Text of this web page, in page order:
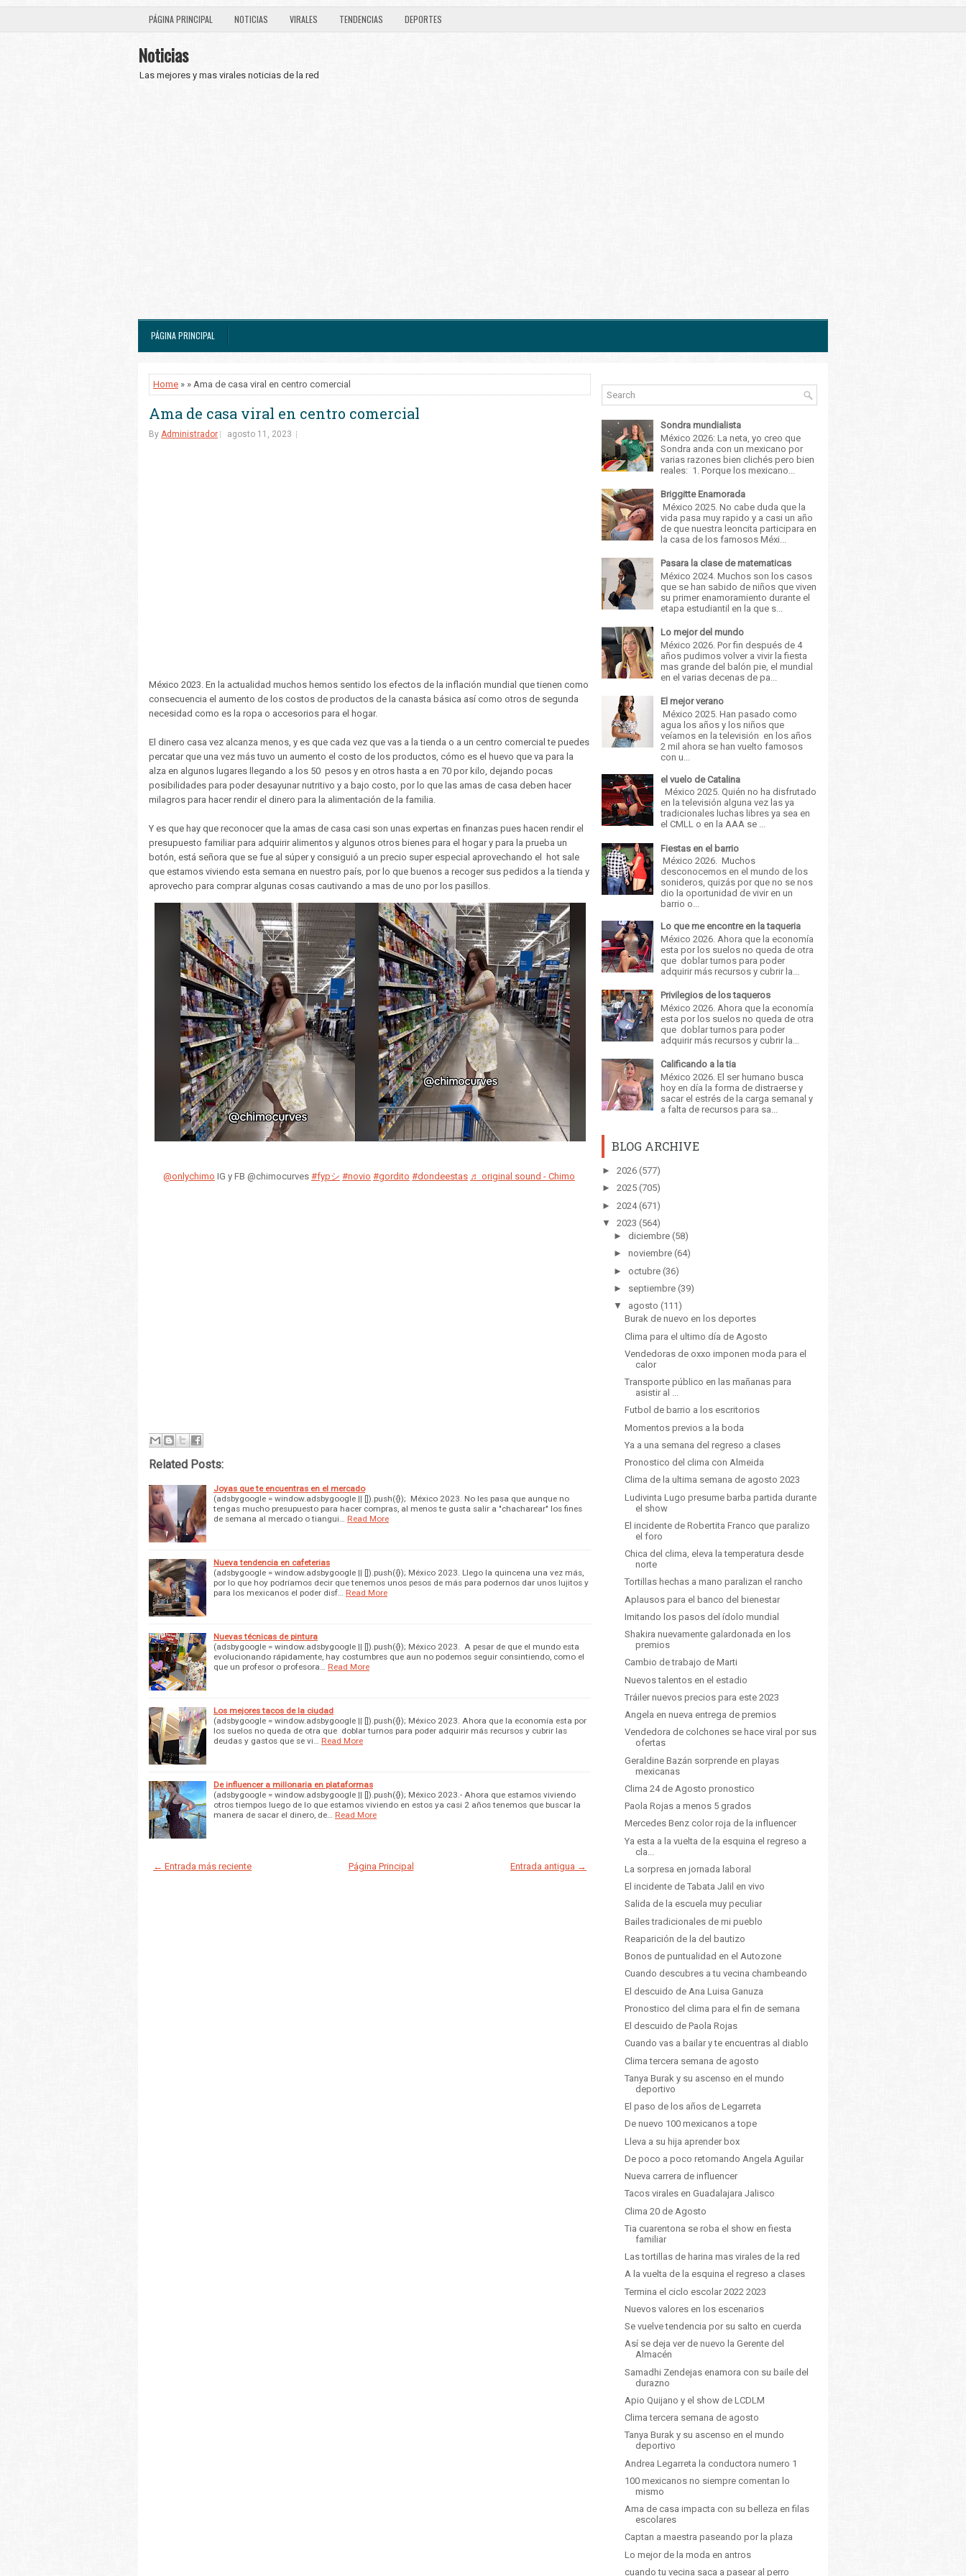
PÁGINA PRINCIPAL NOTICIAS VIRALES TENDENCIAS DEPORTES
Noticias
Las mejores y mas virales noticias de la red
PÁGINA PRINCIPAL
Home » » Ama de casa viral en centro comercial
Ama de casa viral en centro comercial
By Administrador agosto 11, 2023
México 2023. En la actualidad muchos hemos sentido los efectos de la inflación mundial que tienen como
consecuencia el aumento de los costos de productos de la canasta básica así como otros de segunda
necesidad como es la ropa o accesorios para el hogar.
El dinero casa vez alcanza menos, y es que cada vez que vas a la tienda o a un centro comercial te puedes
percatar que una vez más tuvo un aumento el costo de los productos, cómo es el huevo que va para la
alza en algunos lugares llegando a los 50 pesos y en otros hasta a en 70 por kilo, dejando pocas
posibilidades para poder desayunar nutritivo y a bajo costo, por lo que las amas de casa deben hacer
milagros para hacer rendir el dinero para la alimentación de la familia.
Y es que hay que reconocer que la amas de casa casi son unas expertas en finanzas pues hacen rendir el
presupuesto familiar para adquirir alimentos y algunos otros bienes para el hogar y para la prueba un
botón, está señora que se fue al súper y consiguió a un precio super especial aprovechando el hot sale
que estamos viviendo esta semana en nuestro país, por lo que buenos a recoger sus pedidos a la tienda y
aprovecho para comprar algunas cosas cautivando a mas de uno por los pasillos.
@onlychimo IG y FB @chimocurves #fypシ #novio #gordito #dondeestas ♬ original sound - Chimo
Related Posts:
Joyas que te encuentras en el mercado
(adsbygoogle = window.adsbygoogle || []).push({}); México 2023. No les pasa que aunque no
tengas mucho presupuesto para hacer compras, al menos te gusta salir a "chacharear" los fines
de semana al mercado o tiangui…
Read More
Nueva tendencia en cafeterias
(adsbygoogle = window.adsbygoogle || []).push({}); México 2023. Llego la quincena una vez más,
por lo que hoy podríamos decir que tenemos unos pesos de más para podernos dar unos lujitos y
para los mexicanos el poder disf…
Read More
Nuevas técnicas de pintura
(adsbygoogle = window.adsbygoogle || []).push({}); México 2023. A pesar de que el mundo esta
evolucionando rápidamente, hay costumbres que aun no podemos seguir consintiendo, como el
que un profesor o profesora…
Read More
Los mejores tacos de la ciudad
(adsbygoogle = window.adsbygoogle || []).push({}); México 2023. Ahora que la economía esta por
los suelos no queda de otra que doblar turnos para poder adquirir más recursos y cubrir las
deudas y gastos que se vi…
Read More
De influencer a millonaria en plataformas
(adsbygoogle = window.adsbygoogle || []).push({}); México 2023.- Ahora que estamos viviendo
otros tiempos luego de lo que estamos viviendo en estos ya casi 2 años tenemos que buscar la
manera de sacar el dinero, de…
Read More
← Entrada más reciente Entrada antigua →
Página Principal
Sondra mundialista
México 2026: La neta, yo creo que
Sondra anda con un mexicano por
varias razones bien clichés pero bien
reales: 1. Porque los mexicano...
Briggitte Enamorada
México 2025. No cabe duda que la
vida pasa muy rapido y a casi un año
de que nuestra leoncita participara en
la casa de los famosos Méxi...
Pasara la clase de matematicas
México 2024. Muchos son los casos
que se han sabido de niños que viven
su primer enamoramiento durante el
etapa estudiantil en la que s...
Lo mejor del mundo
México 2026. Por fin después de 4
años pudimos volver a vivir la fiesta
mas grande del balón pie, el mundial
en el varias decenas de pa...
El mejor verano
México 2025. Han pasado como
agua los años y los niños que
veíamos en la televisión en los años
2 mil ahora se han vuelto famosos
con u...
el vuelo de Catalina
México 2025. Quién no ha disfrutado
en la televisión alguna vez las ya
tradicionales luchas libres ya sea en
el CMLL o en la AAA se ...
Fiestas en el barrio
México 2026. Muchos
desconocemos en el mundo de los
sonideros, quizás por que no se nos
dio la oportunidad de vivir en un
barrio o...
Lo que me encontre en la taqueria
México 2026. Ahora que la economía
esta por los suelos no queda de otra
que doblar turnos para poder
adquirir más recursos y cubrir la...
Privilegios de los taqueros
México 2026. Ahora que la economía
esta por los suelos no queda de otra
que doblar turnos para poder
adquirir más recursos y cubrir la...
Calificando a la tia
México 2026. El ser humano busca
hoy en día la forma de distraerse y
sacar el estrés de la carga semanal y
a falta de recursos para sa...
BLOG ARCHIVE
► 2026 (577)
► 2025 (705)
► 2024 (671)
▼
2023 (564)
► diciembre (58)
► noviembre (64)
► octubre (36)
► septiembre (39)
▼
agosto (111)
Burak de nuevo en los deportes
Clima para el ultimo día de Agosto
Vendedoras de oxxo imponen moda para el
calor
Transporte público en las mañanas para
asistir al ...
Futbol de barrio a los escritorios
Momentos previos a la boda
Ya a una semana del regreso a clases
Pronostico del clima con Almeida
Clima de la ultima semana de agosto 2023
Ludivinta Lugo presume barba partida durante
el show
El incidente de Robertita Franco que paralizo
el foro
Chica del clima, eleva la temperatura desde
norte
Tortillas hechas a mano paralizan el rancho
Aplausos para el banco del bienestar
Imitando los pasos del ídolo mundial
Shakira nuevamente galardonada en los
premios
Cambio de trabajo de Marti
Nuevos talentos en el estadio
Tráiler nuevos precios para este 2023
Angela en nueva entrega de premios
Vendedora de colchones se hace viral por sus
ofertas
Geraldine Bazán sorprende en playas
mexicanas
Clima 24 de Agosto pronostico
Paola Rojas a menos 5 grados
Mercedes Benz color roja de la influencer
Ya esta a la vuelta de la esquina el regreso a
cla...
La sorpresa en jornada laboral
El incidente de Tabata Jalil en vivo
Salida de la escuela muy peculiar
Bailes tradicionales de mi pueblo
Reaparición de la del bautizo
Bonos de puntualidad en el Autozone
Cuando descubres a tu vecina chambeando
El descuido de Ana Luisa Ganuza
Pronostico del clima para el fin de semana
El descuido de Paola Rojas
Cuando vas a bailar y te encuentras al diablo
Clima tercera semana de agosto
Tanya Burak y su ascenso en el mundo
deportivo
El paso de los años de Legarreta
De nuevo 100 mexicanos a tope
Lleva a su hija aprender box
De poco a poco retomando Angela Aguilar
Nueva carrera de influencer
Tacos virales en Guadalajara Jalisco
Clima 20 de Agosto
Tia cuarentona se roba el show en fiesta
familiar
Las tortillas de harina mas virales de la red
A la vuelta de la esquina el regreso a clases
Termina el ciclo escolar 2022 2023
Nuevos valores en los escenarios
Se vuelve tendencia por su salto en cuerda
Así se deja ver de nuevo la Gerente del
Almacén
Samadhi Zendejas enamora con su baile del
durazno
Apio Quijano y el show de LCDLM
Clima tercera semana de agosto
Tanya Burak y su ascenso en el mundo
deportivo
Andrea Legarreta la conductora numero 1
100 mexicanos no siempre comentan lo
mismo
Ama de casa impacta con su belleza en filas
escolares
Captan a maestra paseando por la plaza
Lo mejor de la moda en antros
cuando tu vecina saca a pasear al perro